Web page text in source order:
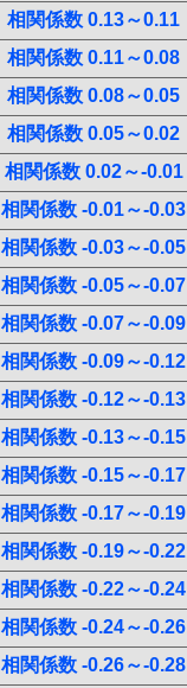
相関係数 0.13～0.11
相関係数 0.11～0.08
相関係数 0.08～0.05
相関係数 0.05～0.02
相関係数 0.02～-0.01
相関係数 -0.01～-0.03
相関係数 -0.03～-0.05
相関係数 -0.05～-0.07
相関係数 -0.07～-0.09
相関係数 -0.09～-0.12
相関係数 -0.12～-0.13
相関係数 -0.13～-0.15
相関係数 -0.15～-0.17
相関係数 -0.17～-0.19
相関係数 -0.19～-0.22
相関係数 -0.22～-0.24
相関係数 -0.24～-0.26
相関係数 -0.26～-0.28